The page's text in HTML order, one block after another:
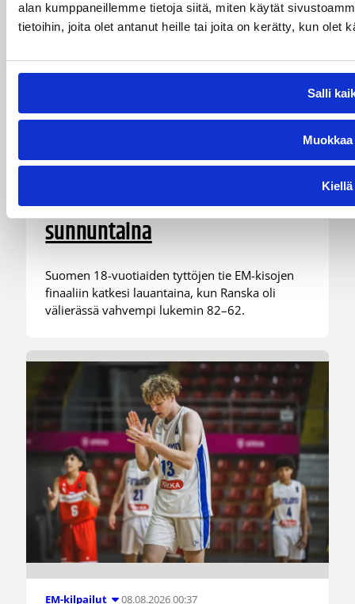
alan kumppaneillemme tietoja siitä, miten käytät
tietoihin, joita olet antanut heille tai joita on kerätty, kun olet
Salli
Muokkaa
Kiellä
EM-kilpailut 08.08.2026 22:50
Suomen 18-vuotiaat tytöt
EM-pronssi pelissä
sunnuntaina
Suomen 18-vuotiaiden tyttöjen tie EM-kisojen
finaaliin katkesi lauantaina, kun Ranska oli
välierässä vahvempi lukemin 82–62.
EM-kilpailut 08.08.2026 00:37